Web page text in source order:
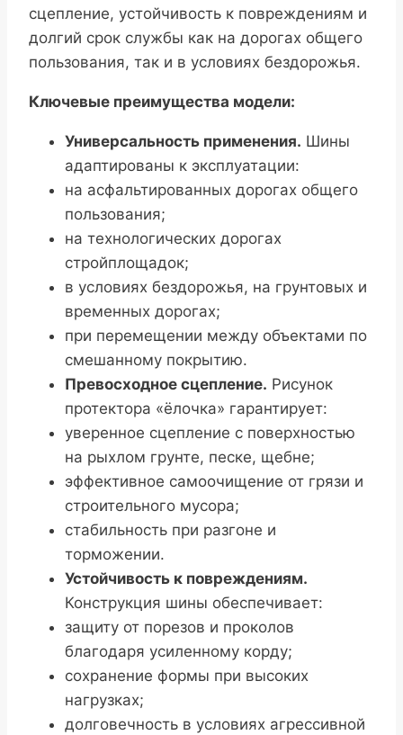
сцепление, устойчивость к повреждениям и
долгий срок службы как на дорогах общего
пользования, так и в условиях бездорожья.
Ключевые преимущества модели:
Универсальность применения. Шины
адаптированы к эксплуатации:
на асфальтированных дорогах общего
пользования;
на технологических дорогах
стройплощадок;
в условиях бездорожья, на грунтовых и
временных дорогах;
при перемещении между объектами по
смешанному покрытию.
Превосходное сцепление. Рисунок
протектора «ёлочка» гарантирует:
уверенное сцепление с поверхностью
на рыхлом грунте, песке, щебне;
эффективное самоочищение от грязи и
строительного мусора;
стабильность при разгоне и
торможении.
Устойчивость к повреждениям.
Конструкция шины обеспечивает:
защиту от порезов и проколов
благодаря усиленному корду;
сохранение формы при высоких
нагрузках;
долговечность в условиях агрессивной